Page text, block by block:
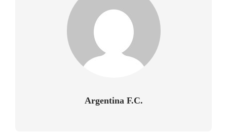
Argentina F.C.